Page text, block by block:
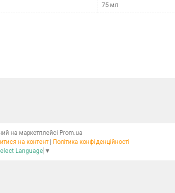
75 мл
на маркетплейсі Prom.ua
на контент | Політика конфіденційності
Language ▼